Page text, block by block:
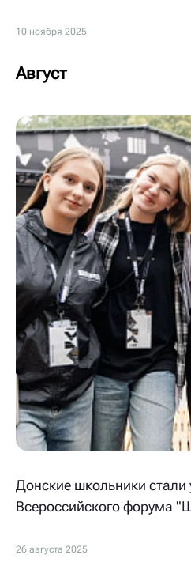
10 ноября 2025
Август
Донские школьники стали
Всероссийского форума
26 августа 2025